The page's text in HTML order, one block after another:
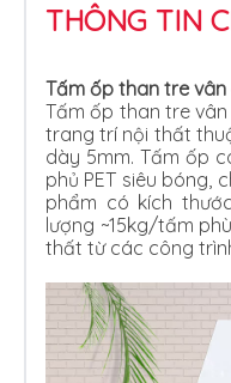
THÔNG TIN
Tấm ốp than tre vân
Tấm ốp than tre
trang trí nội thất
dày 5mm. Tấm ốp
phủ PET siêu bóng,
phẩm có kích
lượng ~15kg/tấm
thất từ các công